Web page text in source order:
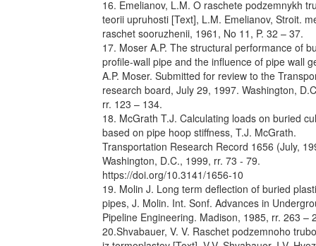
16. Emelianov, L.M. O raschete podzemnykh
teorii upruhosti [Text], L.M. Emelianov, Stroit.
raschet sooruzhenii, 1961, No 11, P. 32 – 37.
17. Moser A.P. The structural performance of
profile-wall pipe and the influence of pipe wall
A.P. Moser. Submitted for review to the
research board, July 29, 1997. Washington,
rr. 123 – 134.
18. McGrath T.J. Calculating loads on buried
based on pipe hoop stiffness, T.J. McGrath.
Transportation Research Record 1656 (July,
Washington, D.C., 1999, rr. 73 - 79.
https://doi.org/10.3141/1656-10
19. Molin J. Long term deflection of buried
pipes, J. Molin. Int. Sonf. Advances in
Pipeline Engineering. Madison, 1985, rr. 263 –
20.Shvabauer, V. V. Raschet podzemnoho